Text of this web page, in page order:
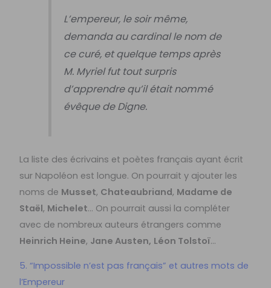
L’empereur, le soir même,
demanda au cardinal le nom de
ce curé, et quelque temps après
M. Myriel fut tout surpris
d’apprendre qu’il était nommé
évêque de Digne.
La liste des écrivains et poètes français ayant écrit
sur Napoléon est longue. On pourrait y ajouter les
noms de Musset, Chateaubriand, Madame de
Staël, Michelet… On pourrait aussi la compléter
avec de nombreux auteurs étrangers comme
Heinrich Heine, Jane Austen, Léon Tolstoï…
5. “Impossible n’est pas français” et autres mots de
l’Empereur